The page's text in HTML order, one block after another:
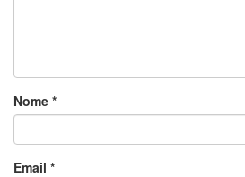
Nome *
Email *